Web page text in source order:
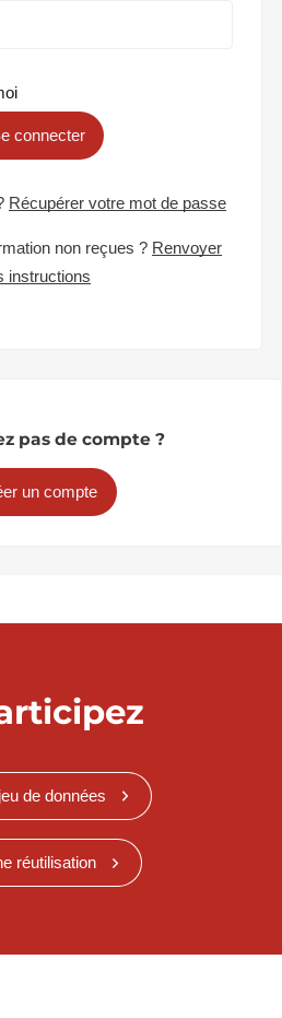
connecter
Récupérer votre mot de passe
non reçues ? Renvoyer
instructions
pas de compte ?
un compte
de données
réutilisation